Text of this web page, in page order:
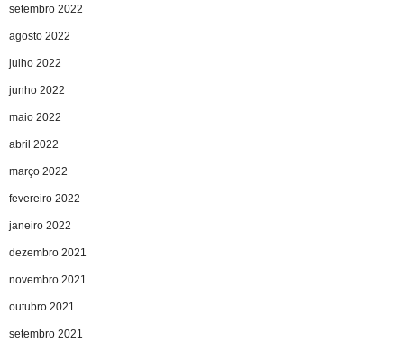
setembro 2022
agosto 2022
julho 2022
junho 2022
maio 2022
abril 2022
março 2022
fevereiro 2022
janeiro 2022
dezembro 2021
novembro 2021
outubro 2021
setembro 2021